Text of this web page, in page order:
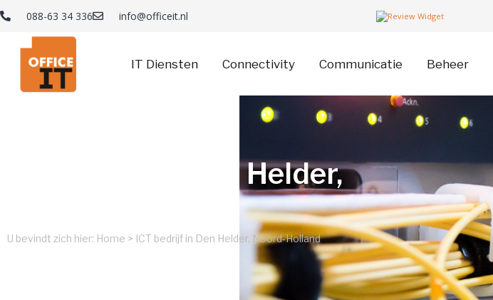
088-63 34 336 info@officeit.nl
IT Diensten Connectivity Communicatie Beheer
ICT bedrijf in Den Helder,
U bevindt zich hier: Home > ICT bedrijf in Den Helder, Noord-Holland